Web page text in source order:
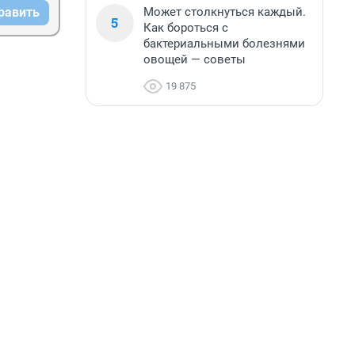
5
Может столкнуться каждый.
Как бороться с
бактериальными болезнями
овощей — советы
19 875